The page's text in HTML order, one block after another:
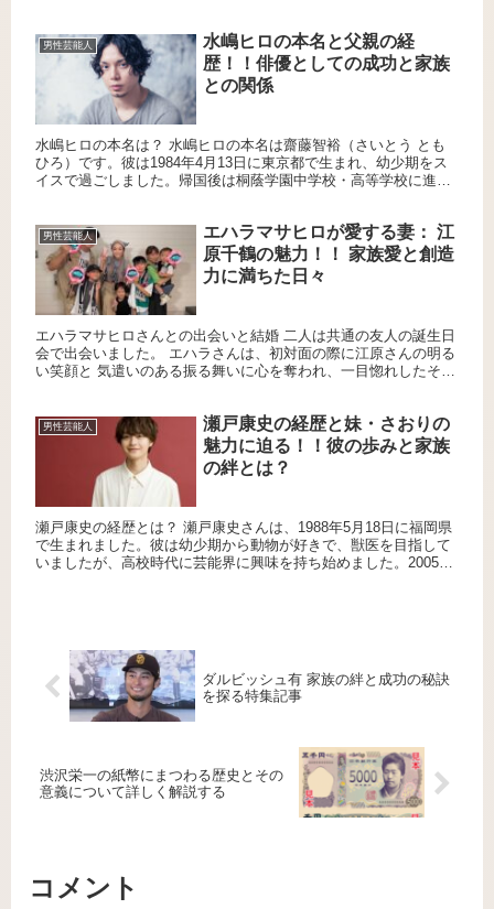
男性芸能人
水嶋ヒロの本名と父親の経
歴！！俳優としての成功と家族
との関係
水嶋ヒロの本名は？ 水嶋ヒロの本名は齋藤智裕（さいとう とも
ひろ）です。彼は1984年4月13日に東京都で生まれ、幼少期をス
イスで過ごしました。帰国後は桐蔭学園中学校・高等学校に進学
男性芸能人
エハラマサヒロが愛する妻： 江
原千鶴の魅力！！ 家族愛と創造
力に満ちた日々
エハラマサヒロさんとの出会いと結婚 二人は共通の友人の誕生日
会で出会いました。 エハラさんは、初対面の際に江原さんの明る
い笑顔と 気遣いのある振る舞いに心を奪われ、一目惚れしたそう
男性芸能人
瀬戸康史の経歴と妹・さおりの
魅力に迫る！！彼の歩みと家族
の絆とは？
瀬戸康史の経歴とは？ 瀬戸康史さんは、1988年5月18日に福岡県
で生まれました。彼は幼少期から動物が好きで、獣医を目指して
いましたが、高校時代に芸能界に興味を持ち始めました。2005年
ダルビッシュ有 家族の絆と成功の秘訣
を探る特集記事
渋沢栄一の紙幣にまつわる歴史とその
意義について詳しく解説する
コメント